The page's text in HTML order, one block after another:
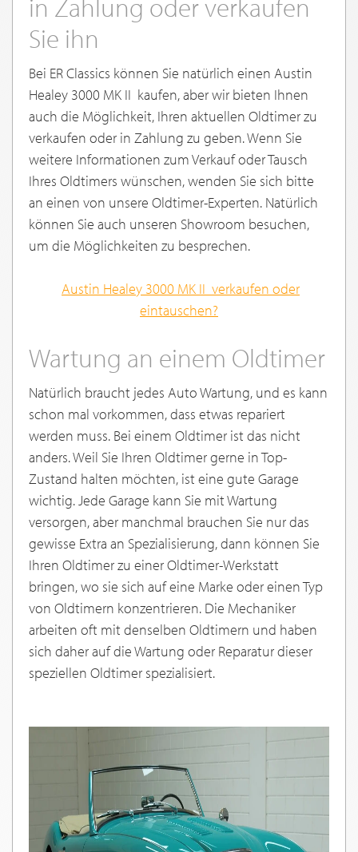
in Zahlung oder verkaufen
Sie ihn
Bei ER Classics können Sie natürlich einen Austin
Healey 3000 MK II kaufen, aber wir bieten Ihnen
auch die Möglichkeit, Ihren aktuellen Oldtimer zu
verkaufen oder in Zahlung zu geben. Wenn Sie
weitere Informationen zum Verkauf oder Tausch
Ihres Oldtimers wünschen, wenden Sie sich bitte
an einen von unsere Oldtimer-Experten. Natürlich
können Sie auch unseren Showroom besuchen,
um die Möglichkeiten zu besprechen.
Austin Healey 3000 MK II verkaufen oder
eintauschen?
Wartung an einem Oldtimer
Natürlich braucht jedes Auto Wartung, und es kann
schon mal vorkommen, dass etwas repariert
werden muss. Bei einem Oldtimer ist das nicht
anders. Weil Sie Ihren Oldtimer gerne in Top-
Zustand halten möchten, ist eine gute Garage
wichtig. Jede Garage kann Sie mit Wartung
versorgen, aber manchmal brauchen Sie nur das
gewisse Extra an Spezialisierung, dann können Sie
Ihren Oldtimer zu einer Oldtimer-Werkstatt
bringen, wo sie sich auf eine Marke oder einen Typ
von Oldtimern konzentrieren. Die Mechaniker
arbeiten oft mit denselben Oldtimern und haben
sich daher auf die Wartung oder Reparatur dieser
speziellen Oldtimer spezialisiert.